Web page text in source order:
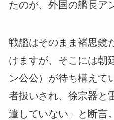
たのが、外国の艦長ア
戦艦はそのまま褚思鏡
けますが、そこには朝
ン公公）が待ち構えて
者扱いされ、徐宗器と
遣していない」と断言